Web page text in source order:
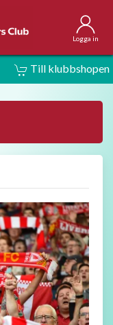
Logga in
Till klubbshopen